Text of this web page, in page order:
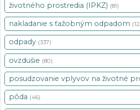
životného prostredia (IPKZ) (81)
nakladanie s ťažobným odpadom
odpady (337)
ovzdušie (80)
posudzovanie vplyvov na životné
pôda (46)